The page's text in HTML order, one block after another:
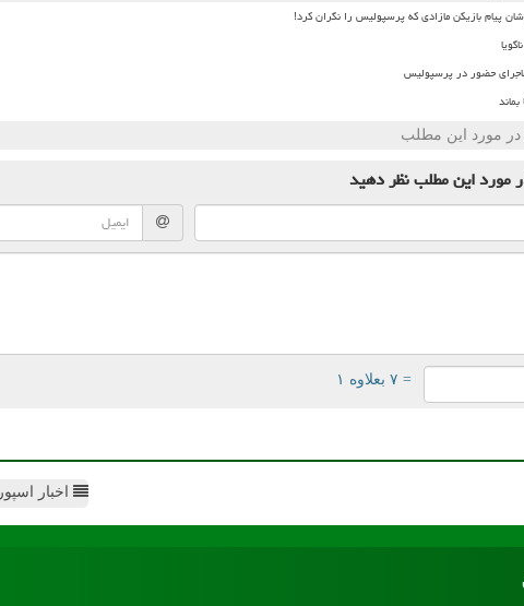
پیام بازیکن مازادی که پرسپولیس را نگران کرد!
حضور در پرسپولیس
در مورد این مطلب
مورد این مطلبنظر دهید
= ۷ بعلاوه ۱
اخبار